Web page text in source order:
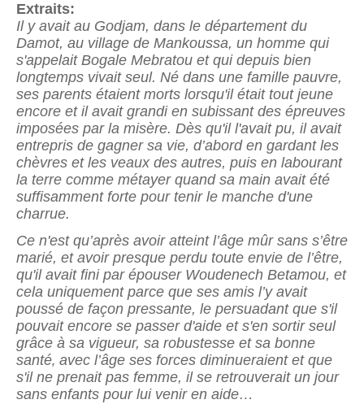
Extraits:
Il y avait au Godjam, dans le département du
Damot, au village de Mankoussa, un homme qui
s'appelait Bogale Mebratou et qui depuis bien
longtemps vivait seul. Né dans une famille pauvre,
ses parents étaient morts lorsqu'il était tout jeune
encore et il avait grandi en subissant des épreuves
imposées par la misère. Dès qu'il l'avait pu, il avait
entrepris de gagner sa vie, d’abord en gardant les
chèvres et les veaux des autres, puis en labourant
la terre comme métayer quand sa main avait été
suffisamment forte pour tenir le manche d'une
charrue.
Ce n'est qu’après avoir atteint l’âge mûr sans s’être
marié, et avoir presque perdu toute envie de l’être,
qu'il avait fini par épouser Woudenech Betamou, et
cela uniquement parce que ses amis l’y avait
poussé de façon pressante, le persuadant que s'il
pouvait encore se passer d'aide et s'en sortir seul
grâce à sa vigueur, sa robustesse et sa bonne
santé‚ avec l’âge ses forces diminueraient et que
s'il ne prenait pas femme, il se retrouverait un jour
sans enfants pour lui venir en aide…